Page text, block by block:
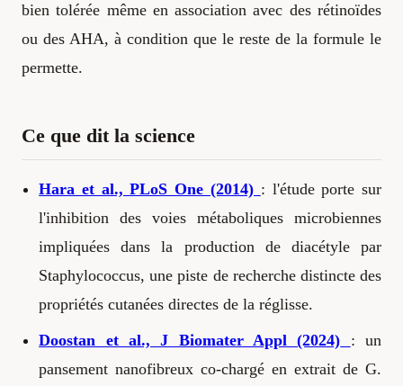
bien tolérée même en association avec des rétinoïdes
ou des AHA, à condition que le reste de la formule le
permette.
Ce que dit la science
Hara et al., PLoS One (2014) : l'étude porte sur
l'inhibition des voies métaboliques microbiennes
impliquées dans la production de diacétyle par
Staphylococcus, une piste de recherche distincte des
propriétés cutanées directes de la réglisse.
Doostan et al., J Biomater Appl (2024)
: un
pansement nanofibreux co-chargé en extrait de G.